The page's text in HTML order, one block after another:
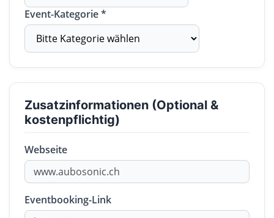
Event-Kategorie *
Zusatzinformationen (Optional &
kostenpflichtig)
Webseite
Eventbooking-Link